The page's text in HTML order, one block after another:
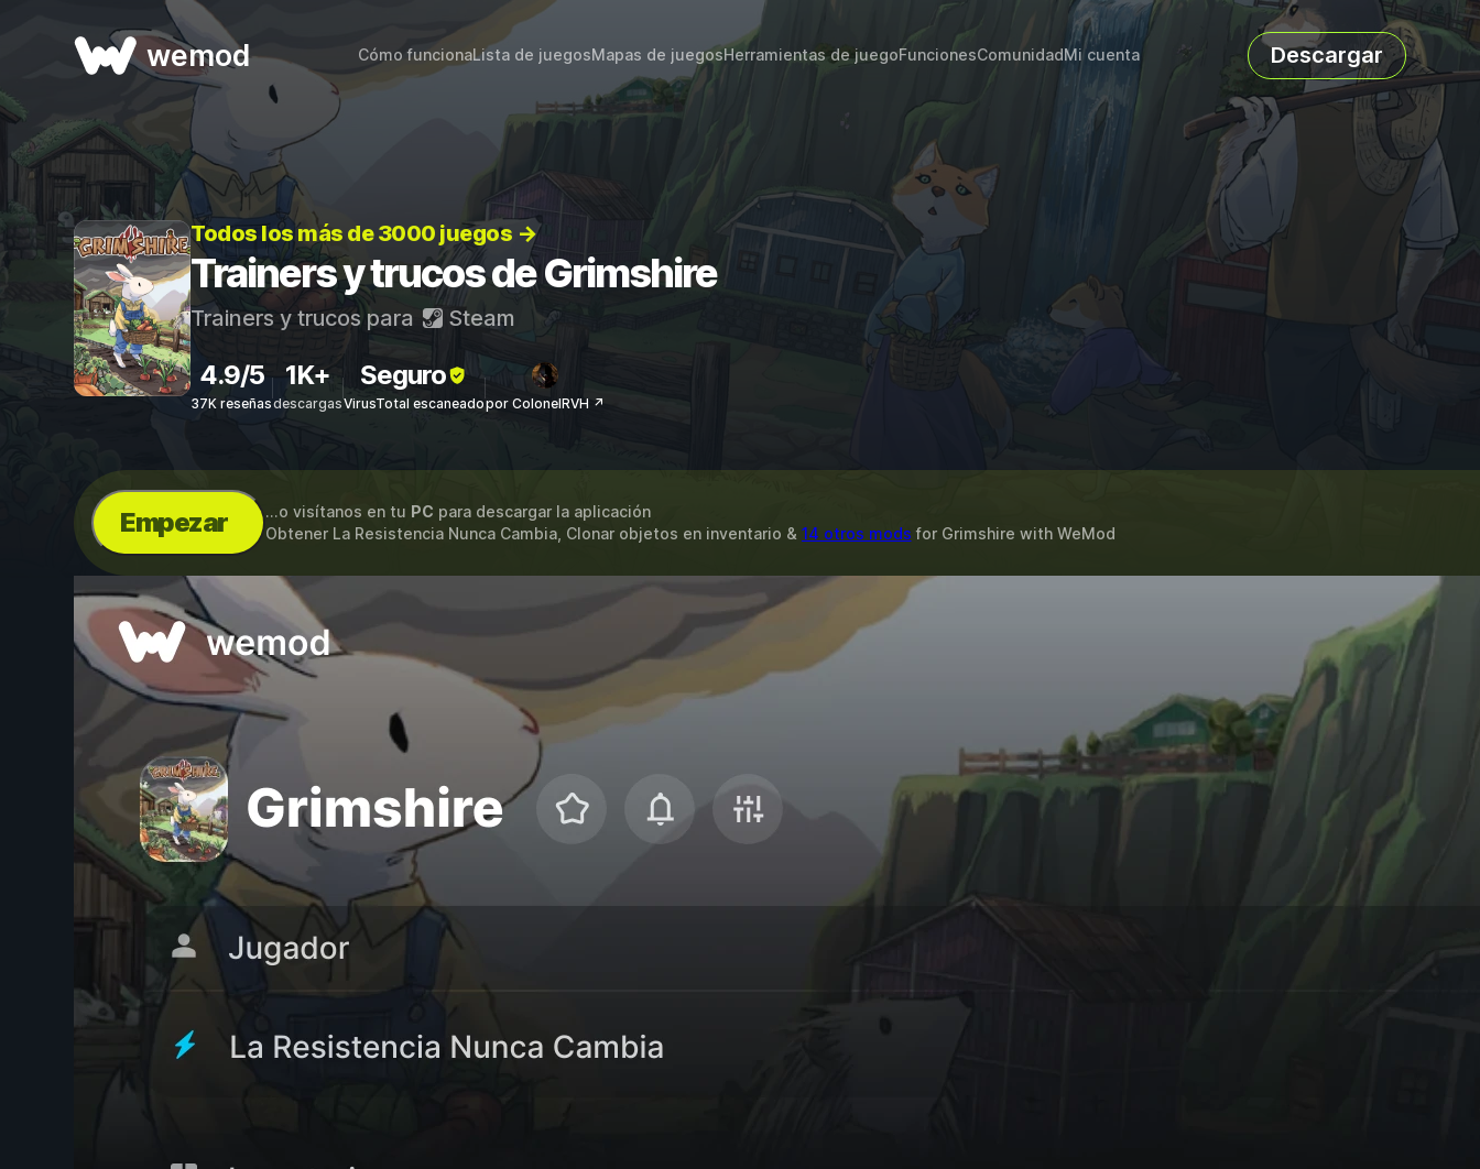
wemod Cómo funcionaLista de juegosMapas de juegosHerramientas de juegoFuncionesComunidadMi cuenta Descargar
Todos los más de 3000 juegos →
Trainers y trucos de Grimshire
Trainers y trucos para Steam
4.9/5
37K reseñas
1K+
descargas
Seguro
VirusTotal escaneadopor ColonelRVH ↗
Empezar ...o visítanos en tu PC para descargar la aplicación
Obtener La Resistencia Nunca Cambia, Clonar objetos en inventario & 14 otros mods for Grimshire with WeMod